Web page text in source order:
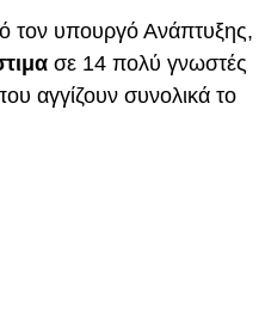
τον υπουργό Ανάπτυξης,
σε 14 πολύ γνωστές
αγγίζουν συνολικά το